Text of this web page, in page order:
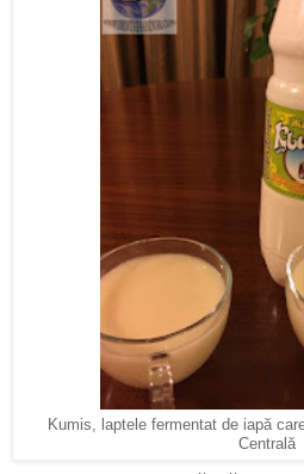
Kumis, laptele fermentat de iapă
Centrală